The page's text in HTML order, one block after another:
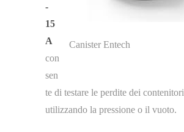
Canister Entech
-
15
A
con
sen
te di testare le perdite dei contenitori
utilizzando la pressione o il vuoto.